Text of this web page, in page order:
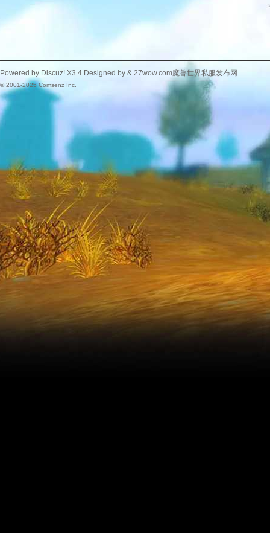
Powered by Discuz! X3.4 Designed by & 27wow.com魔兽世界私服发布网
© 2001-2025Comsenz Inc.